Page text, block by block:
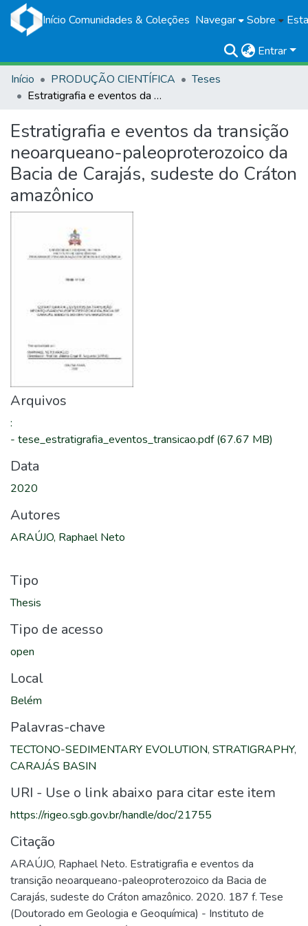
Início Comunidades & Coleções Navegar Sobre
Entrar
Início
PRODUÇÃO CIENTÍFICA
Teses
Estratigrafia e eventos da transição neoarqueano-paleoproterozoico da Bacia de Carajás, sudeste do Cráton amazônico
Estratigrafia e eventos da transição
neoarqueano-paleoproterozoico da
Bacia de Carajás, sudeste do Cráton
amazônico
Arquivos
:
- tese_estratigrafia_eventos_transicao.pdf(67.67 MB)
Data
2020
Autores
ARAÚJO, Raphael Neto
Tipo
Thesis
Tipo de acesso
open
Local
Belém
Palavras-chave
TECTONO-SEDIMENTARY EVOLUTION, STRATIGRAPHY,
CARAJÁS BASIN
URI - Use o link abaixo para citar este item
https://rigeo.sgb.gov.br/handle/doc/21755
Citação
ARAÚJO, Raphael Neto. Estratigrafia e eventos da
transição neoarqueano-paleoproterozoico da Bacia de
Carajás, sudeste do Cráton amazônico. 2020. 187 f. Tese
(Doutorado em Geologia e Geoquímica) - Instituto de